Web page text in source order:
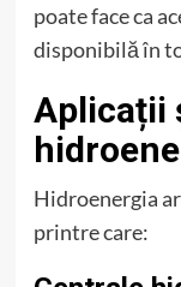
poate face ca
disponibilă în
Aplicații
Hidroenergia
printre care: